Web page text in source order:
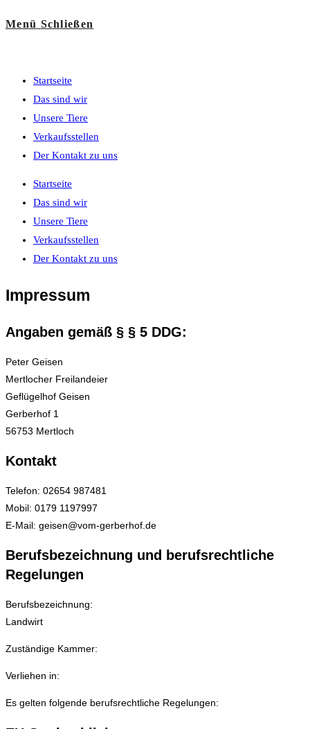
Menü Schließen
Startseite
Das sind wir
Unsere Tiere
Verkaufsstellen
Der Kontakt zu uns
Startseite
Das sind wir
Unsere Tiere
Verkaufsstellen
Der Kontakt zu uns
Impressum
Angaben gemäß § § 5 DDG:
Peter Geisen
Mertlocher Freilandeier
Geflügelhof Geisen
Gerberhof 1
56753 Mertloch
Kontakt
Telefon: 02654 987481
Mobil: 0179 1197997
E-Mail: geisen@vom-gerberhof.de
Berufsbezeichnung und berufsrechtliche
Regelungen
Berufsbezeichnung:
Landwirt
Zuständige Kammer:
Verliehen in:
Es gelten folgende berufsrechtliche Regelungen: